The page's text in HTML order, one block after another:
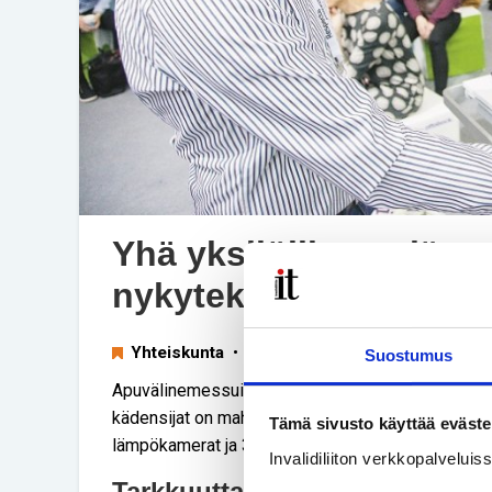
Suostumus
Tämä sivusto käyttää
Invalidiliiton
Yhä yksilöllisempiä
nykyteknologian
Yhteiskunta • 15.12.2017
Apuvälinemessuilla nähtiin innovaatioita, joiden
kädensijat on mahdollista mitoittaa entistä
lämpökamerat ja 3D-tulostus tulevat kovaa